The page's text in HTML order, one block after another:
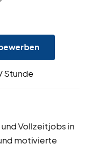
/ Stunde
Vollzeitjobs in
motivierte